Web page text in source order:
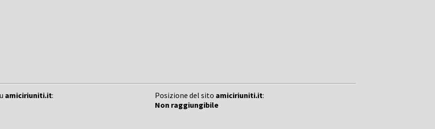
amiciriuniti.it:
Posizione del sito amiciriuniti.it:
Non raggiungibile